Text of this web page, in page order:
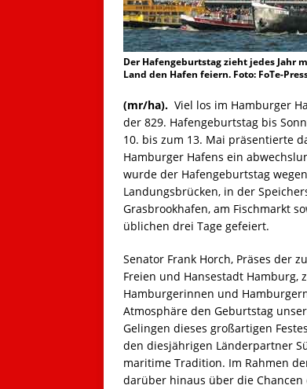
Der Hafengeburtstag zieht jedes Jahr
Land den Hafen feiern. Foto: FoTe-
(mr/ha). Viel los im Hamburger
der 829. Hafengeburtstag bis
10. bis zum 13. Mai präsentierte
Hamburger Hafens ein
wurde der Hafengeburtstag
Landungsbrücken, in der
Grasbrookhafen, am Fischmarkt
üblichen drei Tage gefeiert.
Senator Frank Horch, Präses der
Freien und Hansestadt
Hamburgerinnen und
Atmosphäre den Geburtstag
Gelingen dieses großartigen
den diesjährigen Länderpartner
maritime Tradition. Im Rahmen
darüber hinaus über die